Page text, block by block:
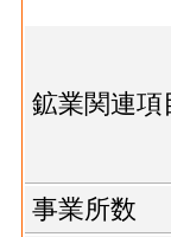
パルプ紙･
飲料煙草
ばこ・飼
造業総合
鉱業関連項
事業所数